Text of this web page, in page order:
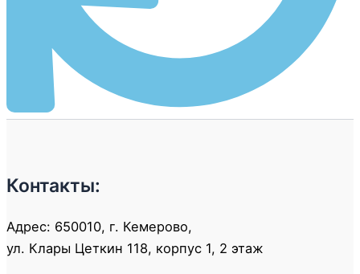
Контакты:
Адрес: 650010, г. Кемерово,
ул. Клары Цеткин 118, корпус 1, 2 этаж